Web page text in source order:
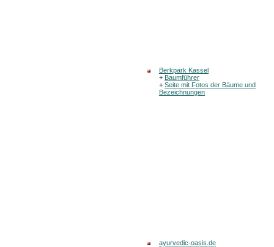
Berkpark Kassel
+ Baumführer
+ Seite mit Fotos der Bäume und
Bezeichnungen
ayurvedic-oasis.de